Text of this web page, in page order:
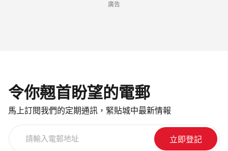
廣告
令你翹首盼望的電郵
馬上訂閱我們的定期通訊，緊貼城中最新情報